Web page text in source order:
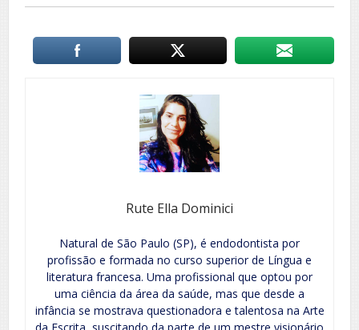
Rute Ella Dominici
Natural de São Paulo (SP), é endodontista por
profissão e formada no curso superior de Língua e
literatura francesa. Uma profissional que optou por
uma ciência da área da saúde, mas que desde a
infância se mostrava questionadora e talentosa na Arte